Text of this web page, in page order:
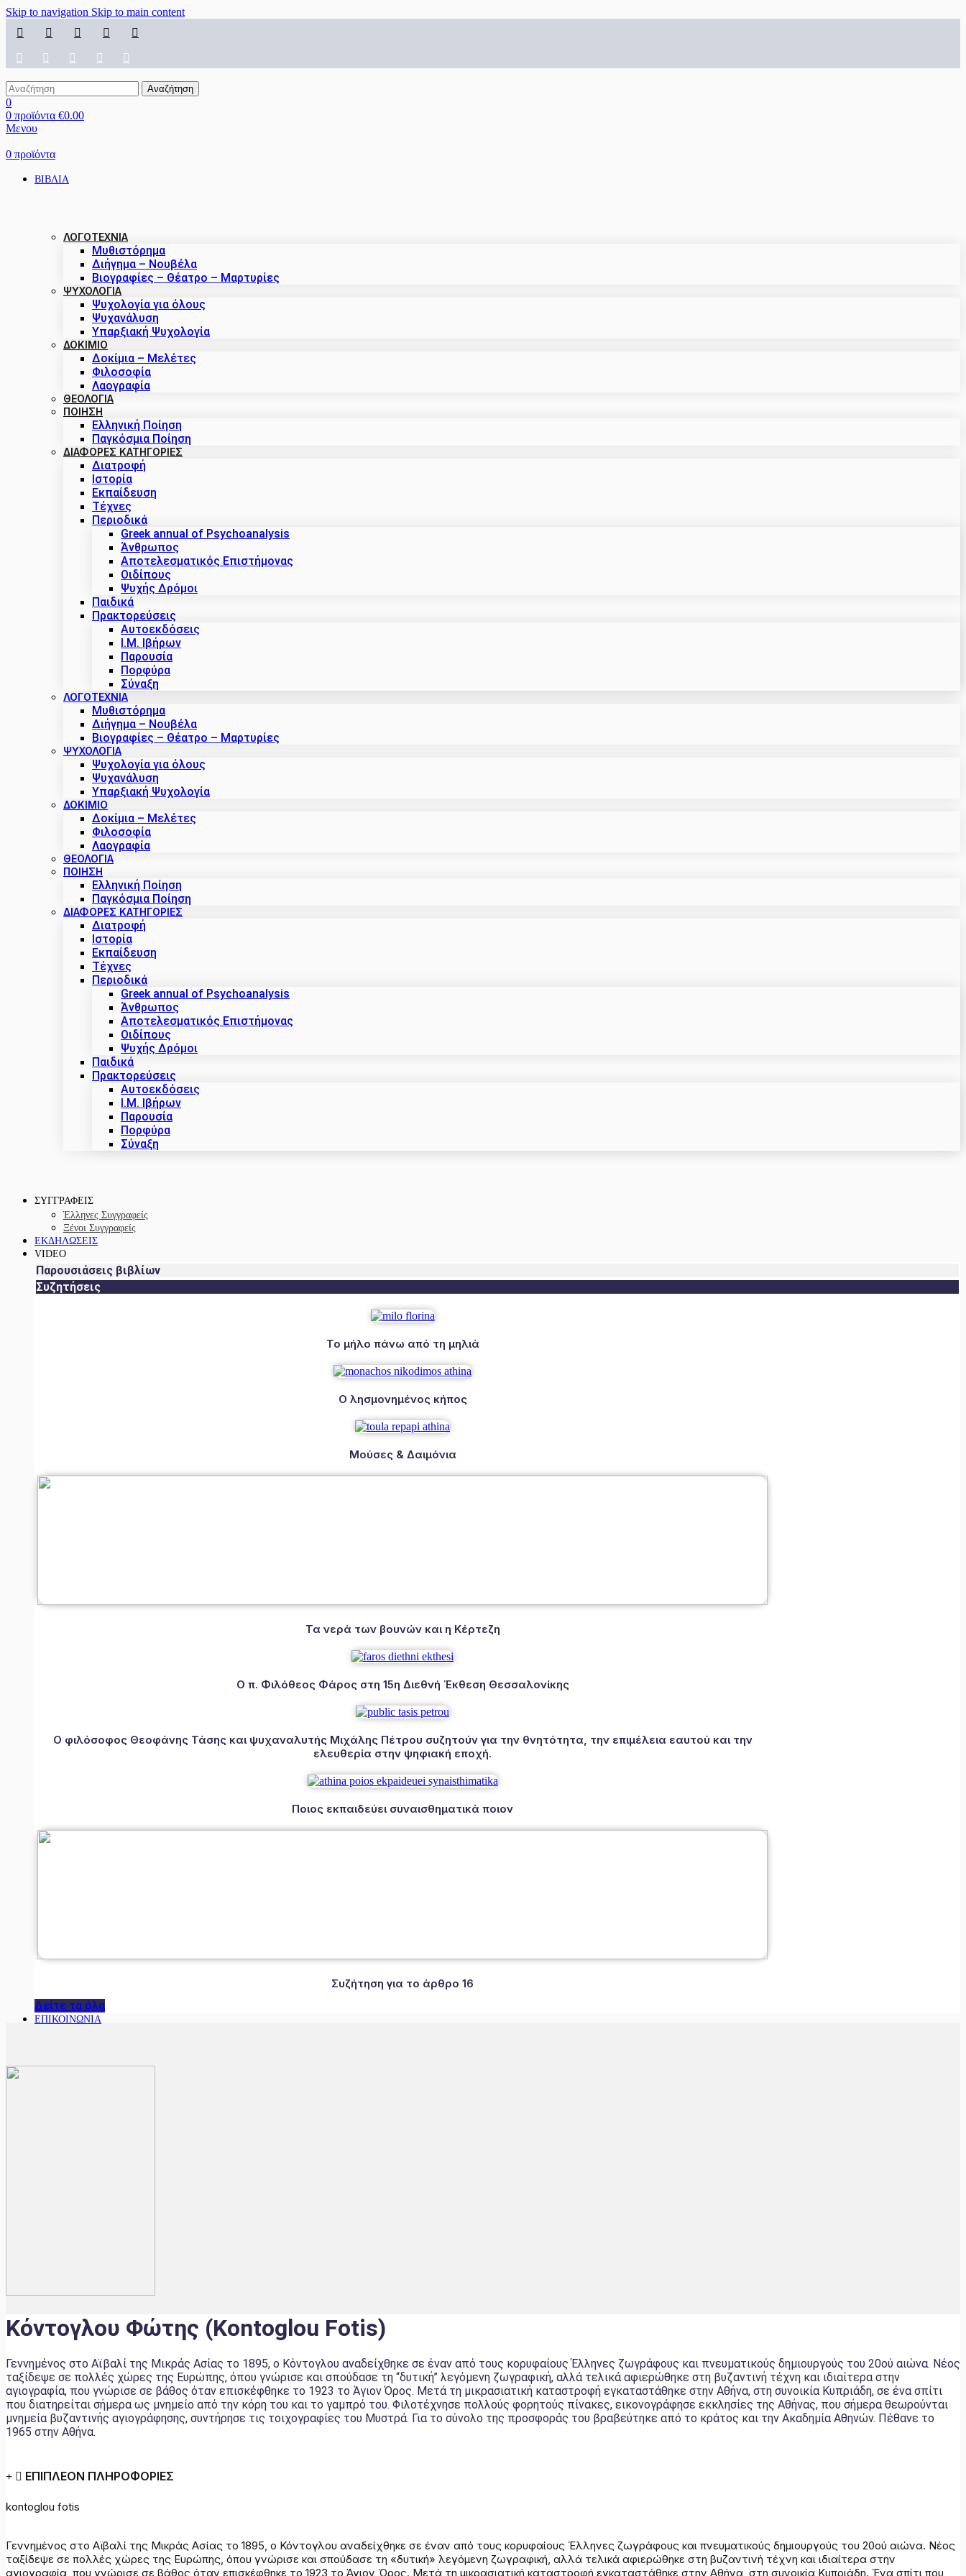
Skip to navigation Skip to main content
Αναζήτηση
0
0 προϊόντα €0.00
Μενου
0 προϊόντα
ΒΙΒΛΙΑ
ΛΟΓΟΤΕΧΝΙΑ
Μυθιστόρημα
Διήγημα – Νουβέλα
Βιογραφίες – Θέατρο – Μαρτυρίες
ΨΥΧΟΛΟΓΙΑ
Ψυχολογία για όλους
Ψυχανάλυση
Υπαρξιακή Ψυχολογία
ΔΟΚΊΜΙΟ
Δοκίμια – Μελέτες
Φιλοσοφία
Λαογραφία
ΘΕΟΛΟΓΙΑ
ΠΟΙΗΣΗ
Ελληνική Ποίηση
Παγκόσμια Ποίηση
ΔΙΑΦΟΡΕΣ ΚΑΤΗΓΟΡΙΕΣ
Διατροφή
Ιστορία
Εκπαίδευση
Τέχνες
Περιοδικά
Greek annual of Psychoanalysis
Άνθρωπος
Αποτελεσματικός Επιστήμονας
Οιδίπους
Ψυχής Δρόμοι
Παιδικά
Πρακτoρεύσεις
Αυτοεκδόσεις
Ι.Μ. Ιβήρων
Παρουσία
Πορφύρα
Σύναξη
ΛΟΓΟΤΕΧΝΙΑ
Μυθιστόρημα
Διήγημα – Νουβέλα
Βιογραφίες – Θέατρο – Μαρτυρίες
ΨΥΧΟΛΟΓΙΑ
Ψυχολογία για όλους
Ψυχανάλυση
Υπαρξιακή Ψυχολογία
ΔΟΚΊΜΙΟ
Δοκίμια – Μελέτες
Φιλοσοφία
Λαογραφία
ΘΕΟΛΟΓΙΑ
ΠΟΙΗΣΗ
Ελληνική Ποίηση
Παγκόσμια Ποίηση
ΔΙΑΦΟΡΕΣ ΚΑΤΗΓΟΡΙΕΣ
Διατροφή
Ιστορία
Εκπαίδευση
Τέχνες
Περιοδικά
Greek annual of Psychoanalysis
Άνθρωπος
Αποτελεσματικός Επιστήμονας
Οιδίπους
Ψυχής Δρόμοι
Παιδικά
Πρακτoρεύσεις
Αυτοεκδόσεις
Ι.Μ. Ιβήρων
Παρουσία
Πορφύρα
Σύναξη
ΣΥΓΓΡΑΦΕΙΣ
Έλληνες Συγγραφείς
Ξένοι Συγγραφείς
ΕΚΔΗΛΩΣΕΙΣ
VIDEO
Παρουσιάσεις βιβλίων
Συζητήσεις
Το μήλο πάνω από τη μηλιά
Ο λησμονημένος κήπος
Μούσες & Δαιμόνια
Τα νερά των βουνών και η Κέρτεζη
Ο π. Φιλόθεος Φάρος στη 15η Διεθνή Έκθεση Θεσσαλονίκης
Ο φιλόσοφος Θεοφάνης Τάσης και ψυχαναλυτής Μιχάλης Πέτρου συζητούν για την θνητότητα, την επιμέλεια εαυτού και την
ελευθερία στην ψηφιακή εποχή.
Ποιος εκπαιδεύει συναισθηματικά ποιον
Συζήτηση για το άρθρο 16
Δείτε τα όλα
ΕΠΙΚΟΙΝΩΝΙΑ
Κόντογλου Φώτης (Kontoglou Fotis)
Γεννημένος στο Αϊβαλί της Μικράς Ασίας το 1895, ο Κόντογλου αναδείχθηκε σε έναν από τους κορυφαίους Έλληνες ζωγράφους και πνευματικούς δημιουργούς του 20ού αιώνα. Νέος
ταξίδεψε σε πολλές χώρες της Ευρώπης, όπου γνώρισε και σπούδασε τη “δυτική” λεγόμενη ζωγραφική, αλλά τελικά αφιερώθηκε στη βυζαντινή τέχνη και ιδιαίτερα στην
αγιογραφία, που γνώρισε σε βάθος όταν επισκέφθηκε το 1923 το Άγιον Όρος. Μετά τη μικρασιατική καταστροφή εγκαταστάθηκε στην Αθήνα, στη συνοικία Κυπριάδη, σε ένα σπίτι
που διατηρείται σήμερα ως μνημείο από την κόρη του και το γαμπρό του. Φιλοτέχνησε πολλούς φορητούς πίνακες, εικονογράφησε εκκλησίες της Αθήνας, που σήμερα θεωρούνται
μνημεία βυζαντινής αγιογράφησης, συντήρησε τις τοιχογραφίες του Μυστρά. Για το σύνολο της προσφοράς του βραβεύτηκε από το κράτος και την Ακαδημία Αθηνών. Πέθανε το
1965 στην Αθήνα.
ΕΠΙΠΛΕΟΝ ΠΛΗΡΟΦΟΡΙΕΣ
kontoglou fotis
Γεννημένος στο Αϊβαλί της Μικράς Ασίας το 1895, ο Κόντογλου αναδείχθηκε σε έναν από τους κορυφαίους Έλληνες ζωγράφους και πνευματικούς δημιουργούς του 20ού αιώνα. Νέος
ταξίδεψε σε πολλές χώρες της Ευρώπης, όπου γνώρισε και σπούδασε τη «δυτική» λεγόμενη ζωγραφική, αλλά τελικά αφιερώθηκε στη βυζαντινή τέχνη και ιδιαίτερα στην
αγιογραφία, που γνώρισε σε βάθος όταν επισκέφθηκε το 1923 το Άγιον Όρος. Μετά τη μικρασιατική καταστροφή εγκαταστάθηκε στην Αθήνα, στη συνοικία Κυπριάδη. Ένα σπίτι που